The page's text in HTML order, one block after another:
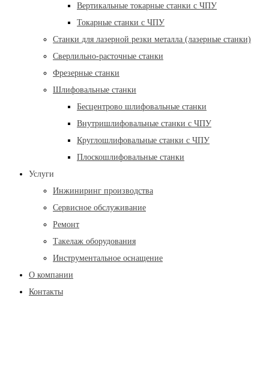
Вертикальные токарные станки с ЧПУ
Токарные станки с ЧПУ
Станки для лазерной резки металла (лазерные станки)
Сверлильно-расточные станки
Фрезерные станки
Шлифовальные станки
Бесцентрово шлифовальные станки
Внутришлифовальные станки с ЧПУ
Круглошлифовальные станки с ЧПУ
Плоскошлифовальные станки
Услуги
Инжиниринг производства
Сервисное обслуживание
Ремонт
Такелаж оборудования
Инструментальное оснащение
О компании
Контакты